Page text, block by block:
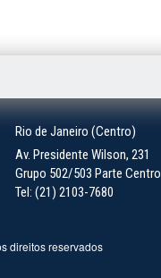
Rio de Janeiro (Centro)
Av. Presidente Wilson, 231
Grupo 502/503 Parte Centro
Tel: (21) 2103-7680
direitos reservados